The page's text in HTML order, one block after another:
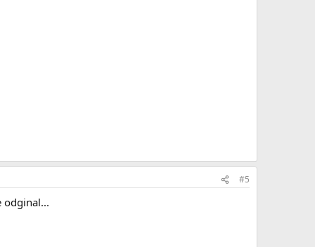
#5
odginal...